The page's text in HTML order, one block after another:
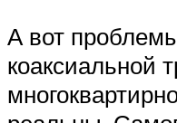
А вот
коаксиальной